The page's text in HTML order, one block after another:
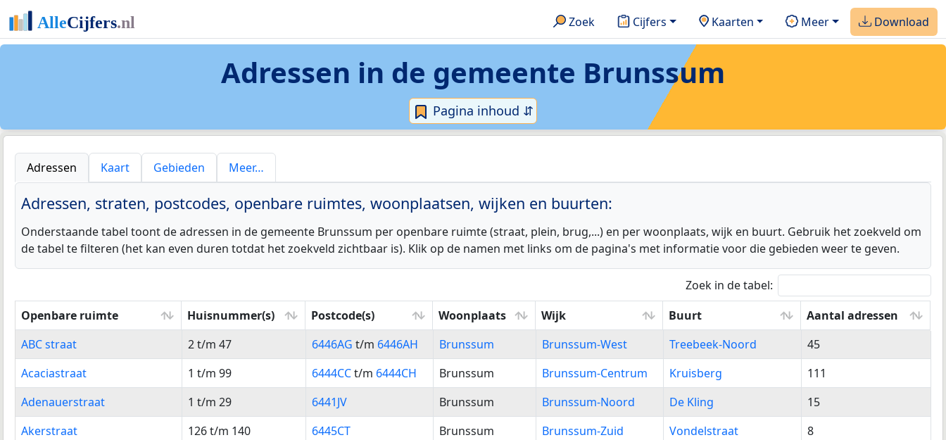
Zoek Cijfers Kaarten Meer Download
Adressen in de gemeente Brunssum
Pagina inhoud ⇵
Adressen Kaart Gebieden Meer…
Adressen, straten, postcodes, openbare ruimtes, woonplaatsen, wijken en buurten:
Onderstaande tabel toont de adressen in de gemeente Brunssum per openbare ruimte (straat, plein, brug,...) en per woonplaats, wijk en buurt. Gebruik het zoekveld om
de tabel te filteren (het kan even duren totdat het zoekveld zichtbaar is). Klik op de namen met links om de pagina's met informatie voor die gebieden weer te geven.
Zoek in de tabel:
Openbare ruimte
Huisnummer(s) Postcode(s) Woonplaats Wijk Buurt
Aantal adressen
Openbare ruimte
Huisnummer(s) Postcode(s) Woonplaats Wijk Buurt Aantal adressen
ABC straat 2 t/m 47 6446AG t/m 6446AH Brunssum Brunssum-West Treebeek-Noord
45
Acaciastraat
1 t/m 99 6444CCt/m 6444CH Brunssum Brunssum-Centrum Kruisberg
111
Adenauerstraat
1 t/m 29 6441JV Brunssum Brunssum-Noord De Kling
15
Akerstraat
126 t/m 140 6445CT Brunssum Brunssum-Zuid Vondelstraat
8